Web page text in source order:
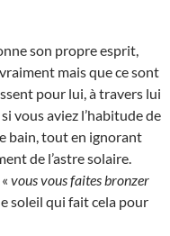
son propre esprit,
mais que ce sont
pour lui, à travers lui
vous aviez l’habitude de
bain, tout en ignorant
de l’astre solaire.
vous vous faites bronzer
soleil qui fait cela pour